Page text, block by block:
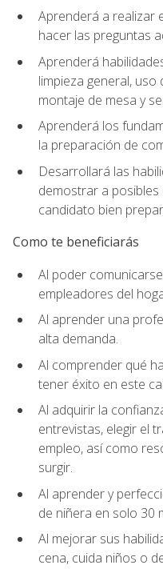
Aprenderá a realizar
hacer las preguntas
Aprenderá
limpieza general,
montaje de mesa y
Aprenderá los
la preparación de
Desarrollará las
demostrar a
candidato bien
Como te beneficiarás
Al poder
empleadores del
Al aprender una
alta demanda.
Al comprender qué
tener éxito en este
Al adquirir la
entrevistas, elegir el
empleo, así como
surgir.
Al aprender y
de niñera en solo 30
Al mejorar sus
cena, cuida niños o